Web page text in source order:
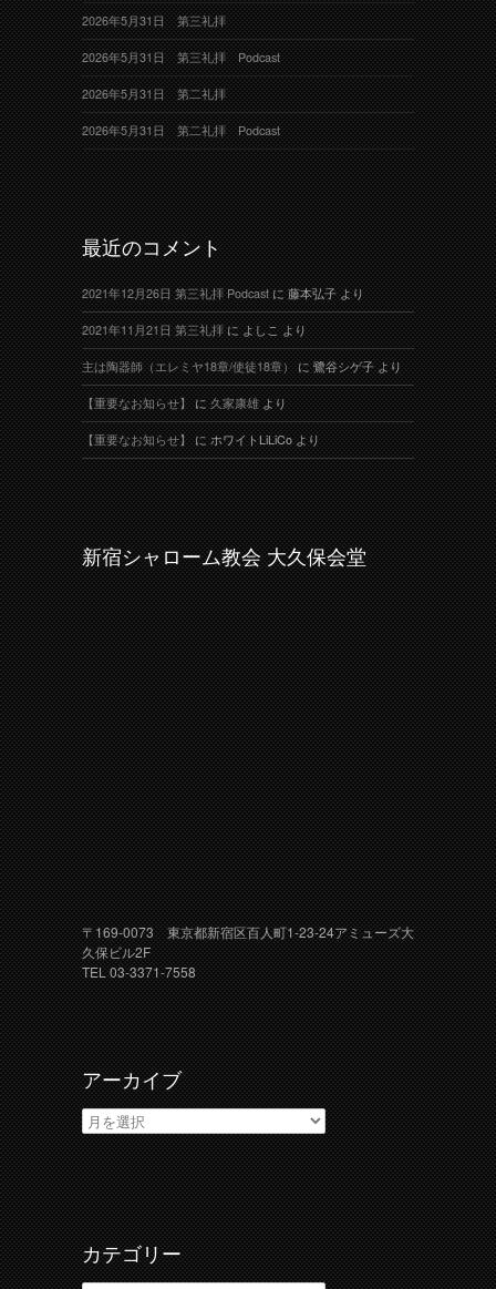
2026年5月31日 第三礼拝
2026年5月31日 第三礼拝 Podcast
2026年5月31日 第二礼拝
2026年5月31日 第二礼拝 Podcast
最近のコメント
2021年12月26日 第三礼拝 Podcastに藤本弘子より
2021年11月21日 第三礼拝によしこより
主は陶器師（エレミヤ18章/使徒18章）に鷺谷シゲ子より
【重要なお知らせ】に久家康雄より
【重要なお知らせ】にホワイトLiLiCoより
新宿シャローム教会 大久保会堂
〒169-0073 東京都新宿区百人町1-23-24アミューズ大
久保ビル2F
TEL 03-3371-7558
アーカイブ
ア
ー
カ
イ
ブ
カテゴリー